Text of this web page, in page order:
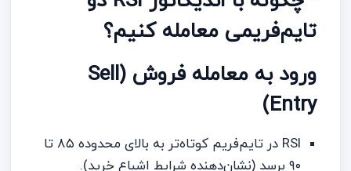
ورود به معامله فروش (Sell
Entry)
RSI در تایم‌فریم کوتاه‌تر به بالای محدوده ۸۵ تا
۹۰ برسد (نشان‌دهنده شرایط اشباع خرید).